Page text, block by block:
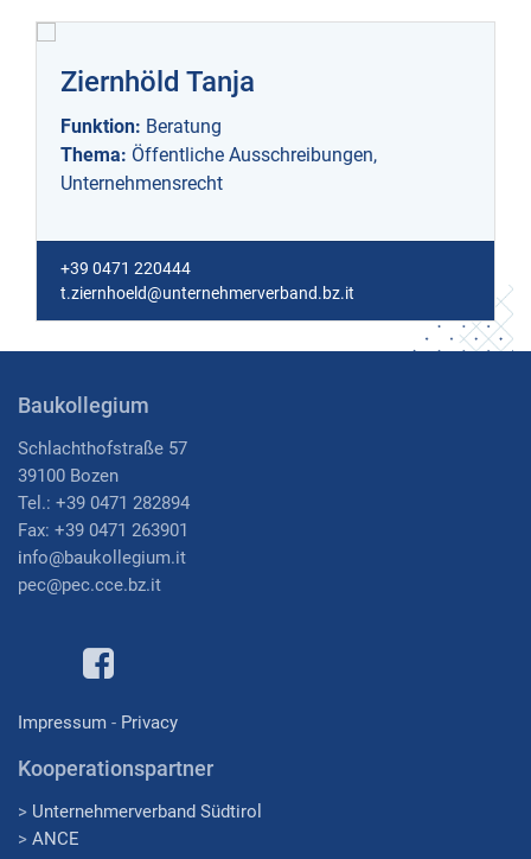
Ziernhöld Tanja
Funktion: Beratung
Thema: Öffentliche Ausschreibungen,
Unternehmensrecht
+39 0471 220444
t.ziernhoeld@unternehmerverband.bz.it
Baukollegium
Schlachthofstraße 57
39100 Bozen
Tel.: +39 0471 282894
Fax: +39 0471 263901
info@baukollegium.it
pec@pec.cce.bz.it
Impressum - Privacy
Kooperationspartner
> Unternehmerverband Südtirol
> ANCE